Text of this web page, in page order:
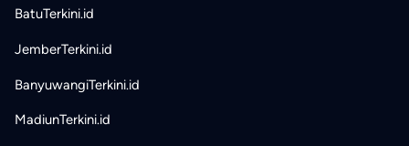
BatuTerkini.id
JemberTerkini.id
BanyuwangiTerkini.id
MadiunTerkini.id